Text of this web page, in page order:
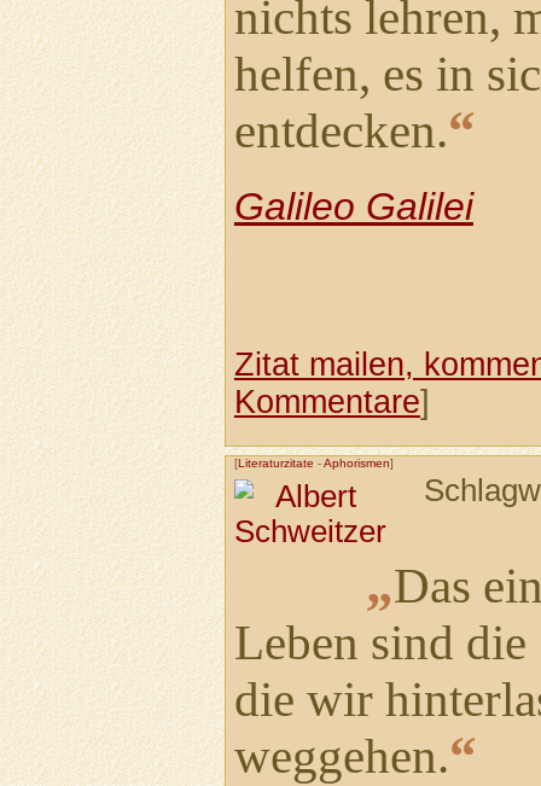
nichts lehren,
helfen, es in
entdecken.“
Galileo Galilei
Zitat mailen,
Kommentare]
[Literaturzitate -Aphorismen]
„Das
Leben sind
die wir
weggehen.“